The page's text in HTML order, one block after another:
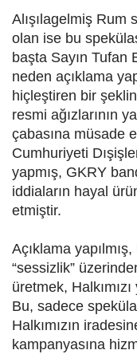
Alışılagelmiş Rum
olan ise bu
başta Sayın Tufan
neden açıklama
hiçleştiren bir
resmi ağızlarının
çabasına müsade
Cumhuriyeti
yapmış, GKRY
iddiaların hayal
etmiştir.
Açıklama
“sessizlik”
üretmek,
Bu, sadece
Halkımızın
kampanyasına